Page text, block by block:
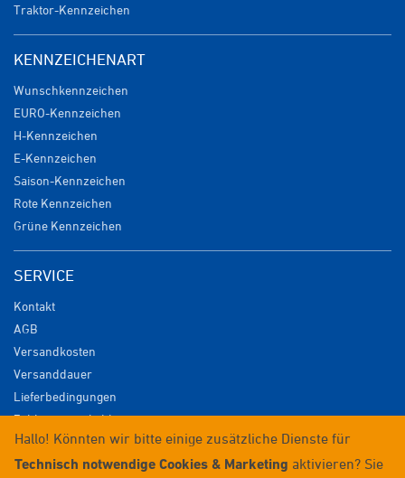
Traktor-Kennzeichen
KENNZEICHENART
Wunschkennzeichen
EURO-Kennzeichen
H-Kennzeichen
E-Kennzeichen
Saison-Kennzeichen
Rote Kennzeichen
Grüne Kennzeichen
SERVICE
Kontakt
AGB
Versandkosten
Versanddauer
Lieferbedingungen
Zahlungsmöglichkeiten
Datenschutz
Impressum
Hallo! Könnten wir bitte einige zusätzliche Dienste für
Technisch notwendige Cookies & Marketing aktivieren? Sie